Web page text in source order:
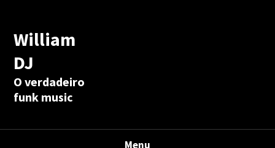
William
DJ
O verdadeiro
funk music
Menu